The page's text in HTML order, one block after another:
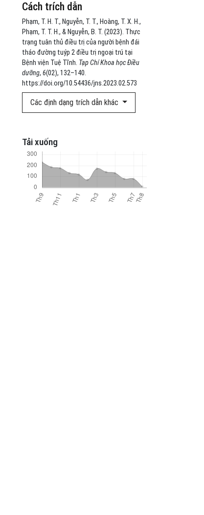
Cách trích dẫn
Phạm, T. H. T., Nguyễn, T. T., Hoàng, T. X. H.,
Phạm, T. T. H., & Nguyễn, B. T. (2023). Thực
trạng tuân thủ điều trị của người bệnh đái
tháo đường tuýp 2 điều trị ngoại trú tại
Bệnh viện Tuệ Tĩnh. Tạp Chí Khoa học Điều
dưỡng, 6(02), 132–140.
https://doi.org/10.54436/jns.2023.02.573
Các định dạng trích dẫn khác
Tải xuống